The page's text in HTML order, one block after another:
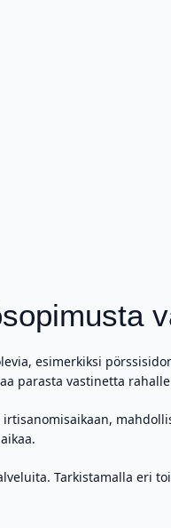
esimerkiksi
parasta vastinetta
Tarkistamalla eri